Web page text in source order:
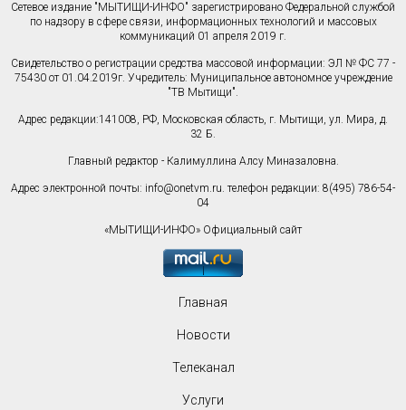
Сетевое издание "МЫТИЩИ-ИНФО" зарегистрировано Федеральной службой
по надзору в сфере связи, информационных технологий и массовых
коммуникаций 01 апреля 2019 г.
Свидетельство о регистрации средства массовой информации: ЭЛ № ФС 77 -
75430 от 01.04.2019г. Учредитель: Муниципальное автономное учреждение
"ТВ Мытищи".
Адрес редакции:141008, РФ, Московская область, г. Мытищи, ул. Мира, д.
32 Б.
Главный редактор - Калимуллина Алсу Миназаловна.
Адрес электронной почты: info@onetvm.ru. телефон редакции: 8(495) 786-54-
04
«МЫТИЩИ-ИНФО» Официальный сайт
Главная
Новости
Телеканал
Услуги